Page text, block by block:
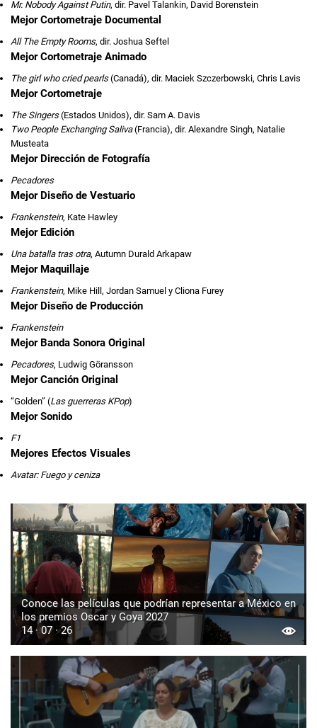
Mr. Nobody Against Putin, dir. Pavel Talankin, David Borenstein
Mejor Cortometraje Documental
All The Empty Rooms, dir. Joshua Seftel
Mejor Cortometraje Animado
The girl who cried pearls(Canadá), dir. Maciek Szczerbowski, Chris Lavis
Mejor Cortometraje
The Singers(Estados Unidos), dir. Sam A. Davis
Two People Exchanging Saliva(Francia), dir. Alexandre Singh, Natalie
Musteata
Mejor Dirección de Fotografía
Pecadores
Mejor Diseño de Vestuario
Frankenstein, Kate Hawley
Mejor Edición
Una batalla tras otra, Autumn Durald Arkapaw
Mejor Maquillaje
Frankenstein, Mike Hill, Jordan Samuel y Cliona Furey
Mejor Diseño de Producción
Frankenstein
Mejor Banda Sonora Original
Pecadores, Ludwig Göransson
Mejor Canción Original
“Golden” (Las guerreras KPop)
Mejor Sonido
F1
Mejores Efectos Visuales
Avatar: Fuego y ceniza
Conoce las películas que podrían representar a México en
los premios Oscar y Goya 2027
14 · 07 · 26